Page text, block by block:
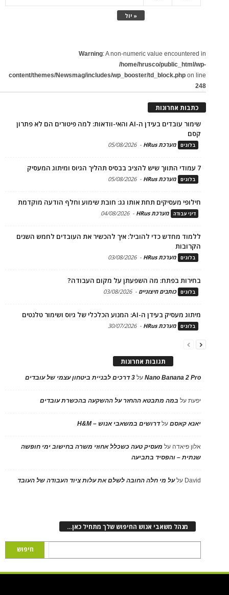
« יול
Warning: A non-numeric value encountered in
/home/hrusco/public_html/wp-
content/themes/Newsmag/includes/wp_booster/td_block.php on line
248
כתבות אחרונות
שימור עובדים בעידן ה-AI והאי-וודאות: למה פיטורים הם לא פתרון
קסם
בלוגים מערכת HRus -
05/08/2026
7 עמודי התווך שיש להציב בבסיס תהליך הגיוס ומיתוג המעסיק
בלוגים מערכת HRus -
05/08/2026
חילופי מעסיקים תחת אותו גג: חובת שימוע וחלף הודעה מוקדמת
דיני עבודה מערכת HRus -
04/08/2026
ללמוד מחדש כדי להוביל: איך להכשיר את העובדים לחמש השנים
הקרובות
בלוגים מערכת HRus -
03/08/2026
בחירות בפתח: מה השפעתן על מקום העבודה?
בלוגים כותבים חיצוניים -
03/08/2026
מיתוג מעסיק בעידן ה-AI: המנוע הכלכלי של גיוס ושימור טלנטים
בלוגים מערכת HRus -
30/07/2026
תגובות אחרונות
Nano Banana 2 Proעל 3 דרכים לבניית ביטחון עצמי של עובדים
יפעתעל במה מתבטא ההחזר על ההשקעה בהכשרת עובדים
יאנא קאסםעלדרושים במשאבי אנוש – H&M
אלון פיאדה על מעסיק טעה כשכלל אחוזי משרה בחישוב ימי חופשה
שנתית – והפסיד בתביעה
David עלעל מי חלה החובה לשלם את עלות ציוד העבודה של העובד
מנהל משאבי אנוש החיפוש שלך מתחיל כאן…